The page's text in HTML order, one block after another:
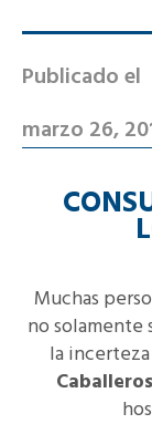
Publicado el
marzo 26,
Muchas
no solamente
la